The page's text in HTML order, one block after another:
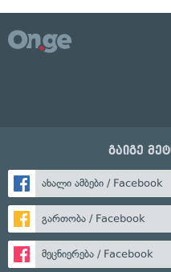
გაიგე
ახალი ამბები / Facebook
გართობა / Facebook
მეცნიერება / Facebook